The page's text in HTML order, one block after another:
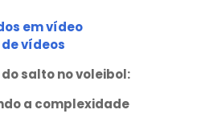
em vídeo
de vídeos
salto no voleibol:
a complexidade